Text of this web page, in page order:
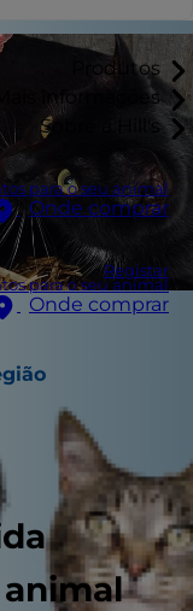
Produtos
Mais informações
Sobre a Hill's
para o seu animal
Onde comprar
Registar
para o seu animal
Onde comprar